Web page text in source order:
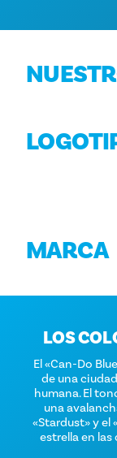
MARCA
LOS
El «Can-Do
de una
humana. El
una
«Stardust» y el
estrella en